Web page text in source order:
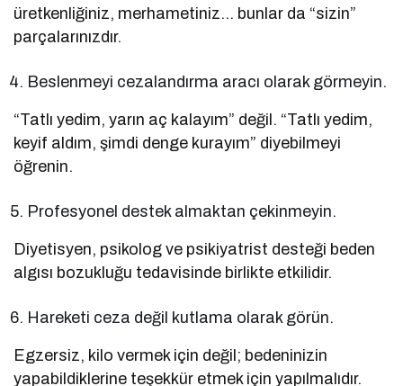
üretkenliğiniz, merhametiniz… bunlar da “sizin”
parçalarınızdır.
Beslenmeyi cezalandırma aracı olarak görmeyin.
“Tatlı yedim, yarın aç kalayım” değil. “Tatlı yedim,
keyif aldım, şimdi denge kurayım” diyebilmeyi
öğrenin.
Profesyonel destek almaktan çekinmeyin.
Diyetisyen, psikolog ve psikiyatrist desteği beden
algısı bozukluğu tedavisinde birlikte etkilidir.
Hareketi ceza değil kutlama olarak görün.
Egzersiz, kilo vermek için değil; bedeninizin
yapabildiklerine teşekkür etmek için yapılmalıdır.